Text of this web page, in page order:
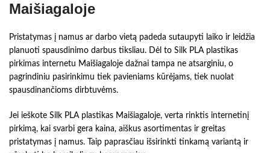
Maišiagaloje
Pristatymas į namus ar darbo vietą padeda sutaupyti laiko ir leidžia
planuoti spausdinimo darbus tiksliau. Dėl to Silk PLA plastikas
pirkimas internetu Maišiagaloje dažnai tampa ne atsarginiu, o
pagrindiniu pasirinkimu tiek pavieniams kūrėjams, tiek nuolat
spausdinančioms dirbtuvėms.
Jei ieškote Silk PLA plastikas Maišiagaloje, verta rinktis internetinį
pirkimą, kai svarbi gera kaina, aiškus asortimentas ir greitas
pristatymas į namus. Taip paprasčiau išsirinkti tinkamą variantą ir